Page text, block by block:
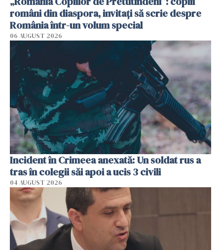
români din diaspora, invitați să scrie despre
România într-un volum special
06 AUGUST 2026
Incident în Crimeea anexată: Un soldat rus a
tras în colegii săi apoi a ucis 3 civili
04 AUGUST 2026